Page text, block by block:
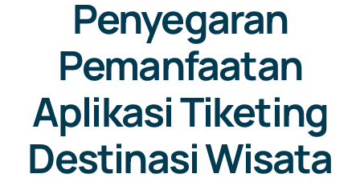
PRODUCTS & SERVICES
PORTFOLIO
CLIENTS
Penyegaran
Pemanfaatan
Aplikasi Tiketing
Destinasi Wisata